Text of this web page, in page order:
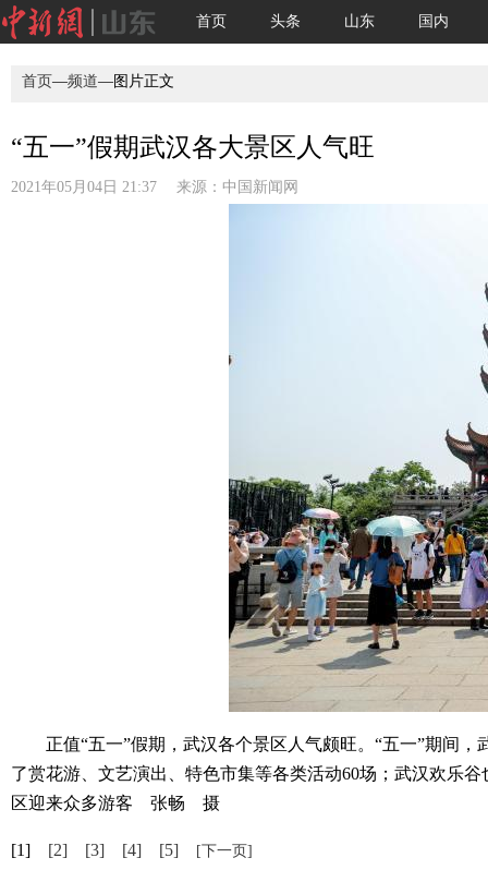
首页 头条 山东 国内
首页—频道—图片正文
“五一”假期武汉各大景区人气旺
2021年05月04日 21:37 来源： 中国新闻网
正值“五一”假期，武汉各个景区人气颇旺。“五一”期间，
了赏花游、文艺演出、特色市集等各类活动60场；武汉欢乐
区迎来众多游客 张畅 摄
[1] [2] [3] [4] [5] [下一页]